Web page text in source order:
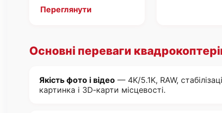
Переглянути
Основні переваги
Якість фото і відео — 4K/5.1K, RAW,
картинка і 3D‑карти місцевості.